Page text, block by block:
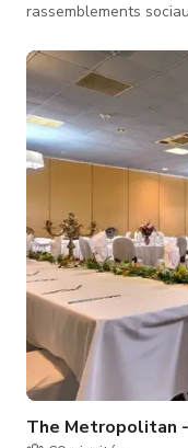
rassemblements
télévision à écran plat
chaînes sportives,
The Metropolitan